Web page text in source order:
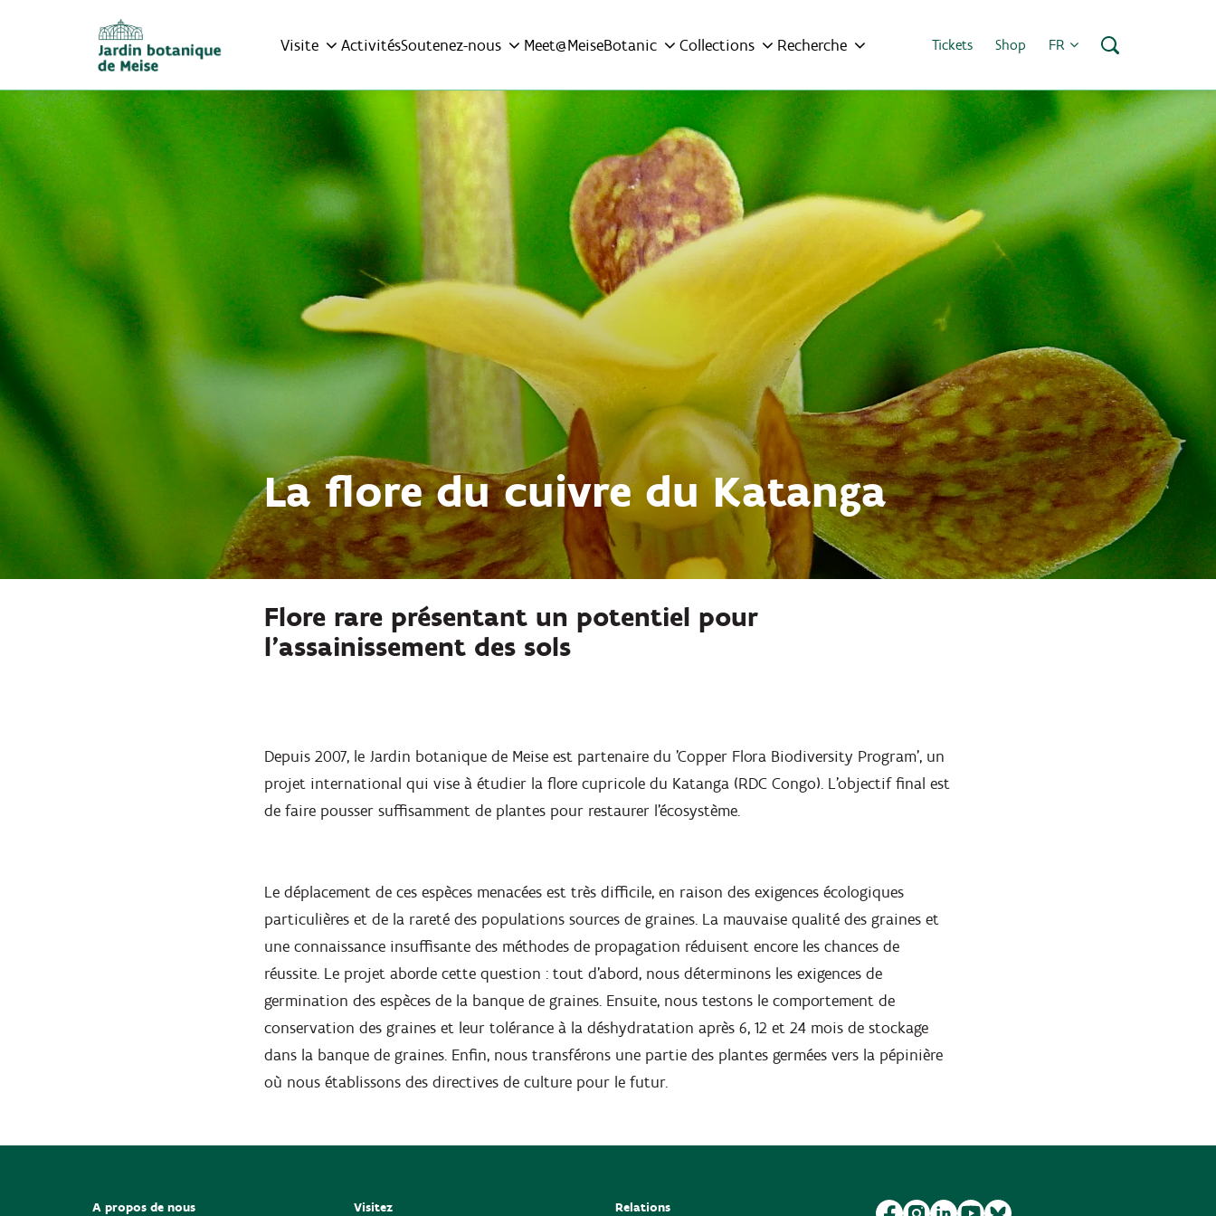
Visite ActivitésSoutenez-nous Meet@MeiseBotanic Collections Recherche Tickets Shop FR
La flore du cuivre du Katanga
Flore rare présentant un potentiel pour
l'assainissement des sols
Depuis 2007, le Jardin botanique de Meise est partenaire du 'Copper Flora Biodiversity Program', un
projet international qui vise à étudier la flore cupricole du Katanga (RDC Congo). L'objectif final est
de faire pousser suffisamment de plantes pour restaurer l'écosystème.
Le déplacement de ces espèces menacées est très difficile, en raison des exigences écologiques
particulières et de la rareté des populations sources de graines. La mauvaise qualité des graines et
une connaissance insuffisante des méthodes de propagation réduisent encore les chances de
réussite. Le projet aborde cette question : tout d'abord, nous déterminons les exigences de
germination des espèces de la banque de graines. Ensuite, nous testons le comportement de
conservation des graines et leur tolérance à la déshydratation après 6, 12 et 24 mois de stockage
dans la banque de graines. Enfin, nous transférons une partie des plantes germées vers la pépinière
où nous établissons des directives de culture pour le futur.
A propos de nous Visitez Relations